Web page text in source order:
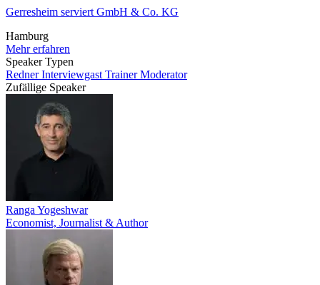
Gerresheim serviert GmbH & Co. KG
Hamburg
Mehr erfahren
Speaker Typen
RednerInterviewgast TrainerModerator
Zufällige Speaker
Ranga Yogeshwar
Economist, Journalist & Author